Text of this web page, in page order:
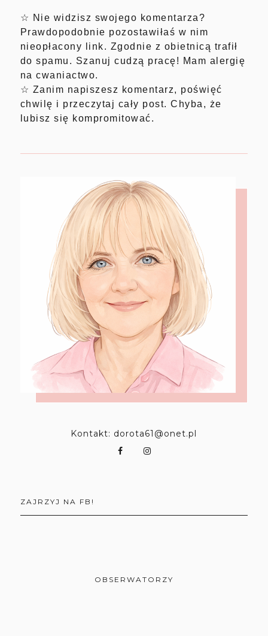
☆ Nie widzisz swojego komentarza?
Prawdopodobnie pozostawiłaś w nim
nieopłacony link. Zgodnie z obietnicą trafił
do spamu. Szanuj cudzą pracę! Mam alergię
na cwaniactwo.
☆ Zanim napiszesz komentarz, poświęć
chwilę i przeczytaj cały post. Chyba, że
lubisz się kompromitować.
Kontakt: dorota61@onet.pl
ZAJRZYJ NA FB!
OBSERWATORZY